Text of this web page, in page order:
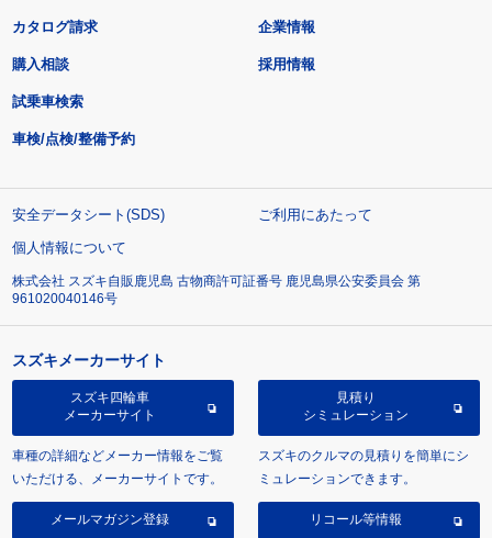
カタログ請求
購入相談
試乗車検索
車検/点検/整備予約
企業情報
採用情報
安全データシート(SDS)
ご利用にあたって
個人情報について
株式会社 スズキ自販鹿児島 古物商許可証番号 鹿児島県公安委員会 第
961020040146号
スズキメーカーサイト
スズキ四輪車
メーカーサイト
車種の詳細などメーカー情報をご覧
いただける、メーカーサイトです。
見積り
シミュレーション
スズキのクルマの見積りを簡単にシ
ミュレーションできます。
メールマガジン登録 リコール等情報